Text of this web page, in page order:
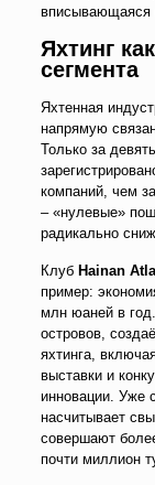
вписывающаяся
Яхтинг
сегмента
Яхтенная
напрямую
Только за
компаний, чем
–«нулевые»
радикально
Клуб Hainan
пример:
млн юаней в
островов,
яхтинга,
выставки и
инновации. Уже
насчитывает
совершают
почти миллион